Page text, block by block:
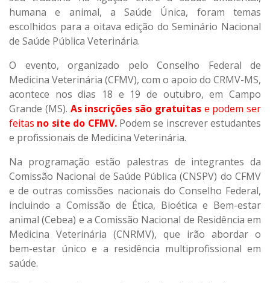
humana e animal, a Saúde Única, foram temas
escolhidos para a oitava edição do Seminário Nacional
de Saúde Pública Veterinária.
O evento, organizado pelo Conselho Federal de
Medicina Veterinária (CFMV), com o apoio do CRMV-MS,
acontece nos dias 18 e 19 de outubro, em Campo
Grande (MS). As inscrições são gratuitase podem ser
feitas no site do CFMV.Podem se inscrever estudantes
e profissionais de Medicina Veterinária.
Na programação estão palestras de integrantes da
Comissão Nacional de Saúde Pública (CNSPV) do CFMV
e de outras comissões nacionais do Conselho Federal,
incluindo a Comissão de Ética, Bioética e Bem-estar
animal (Cebea) e a Comissão Nacional de Residência em
Medicina Veterinária (CNRMV), que irão abordar o
bem-estar único e a residência multiprofissional em
saúde.